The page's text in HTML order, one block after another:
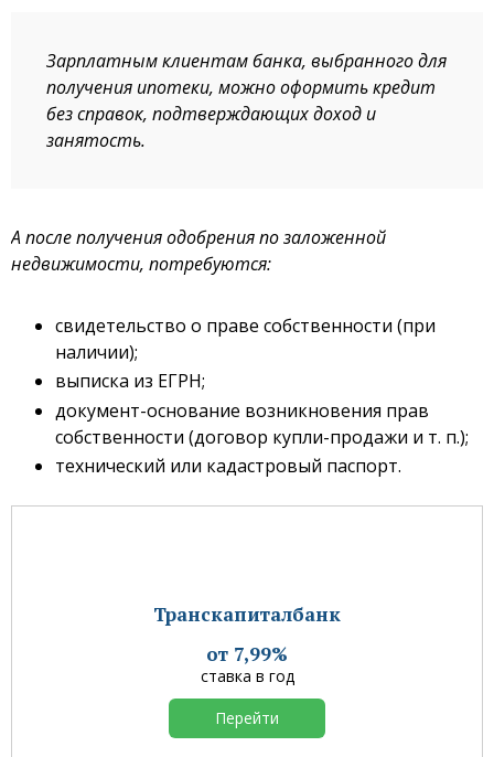
Зарплатным клиентам банка, выбранного для
получения ипотеки, можно оформить кредит
без справок, подтверждающих доход и
занятость.
А после получения одобрения по заложенной
недвижимости, потребуются:
свидетельство о праве собственности (при
наличии);
выписка из ЕГРН;
документ-основание возникновения прав
собственности (договор купли-продажи и т. п.);
технический или кадастровый паспорт.
Транскапиталбанк
от 7,99%
ставка в год
Перейти